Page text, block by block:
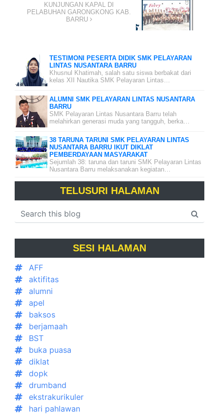
KUNJUNGAN KAPAL DI
PELABUHAN GARONGKONG KAB.
BARRU
TESTIMONI PESERTA DIDIK SMK PELAYARAN
LINTAS NUSANTARA BARRU
Khusnul Khatimah, salah satu siswa berbakat dari
kelas XII Nautika SMK Pelayaran Lintas…
ALUMNI SMK PELAYARAN LINTAS NUSANTARA
BARRU
SMK Pelayaran Lintas Nusantara Barru telah
melahirkan generasi muda yang tangguh, berka…
38 TARUNA TARUNI SMK PELAYARAN LINTAS
NUSANTARA BARRU IKUT DIKLAT
PEMBERDAYAAN MASYARAKAT
Sejumlah 38: taruna dan taruni SMK Pelayaran Lintas
Nusantara Barru melaksanakan kegiatan…
TELUSURI HALAMAN
SESI HALAMAN
AFF
aktifitas
alumni
apel
baksos
berjamaah
BST
buka puasa
diklat
dopk
drumband
ekstrakurikuler
hari pahlawan